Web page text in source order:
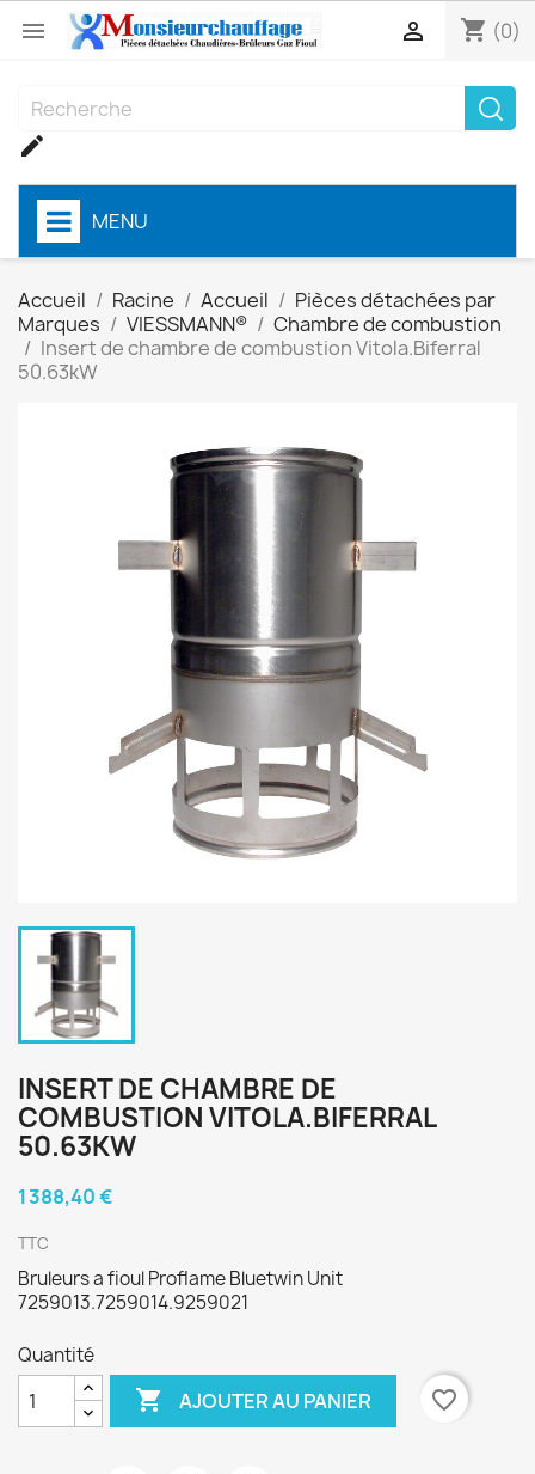
 shopping_cart (0)


MENU
Accueil Racine Accueil
Pièces détachées par
Marques
VIESSMANN®
Chambre de combustion
Insert de chambre de combustion Vitola.Biferral
50.63kW
INSERT DE CHAMBRE DE
COMBUSTION VITOLA.BIFERRAL
50.63KW
1 388,40 €
TTC
Bruleurs a fioul Proflame Bluetwin Unit
7259013.7259014.9259021
Quantité
 AJOUTER AU PANIER favorite_border